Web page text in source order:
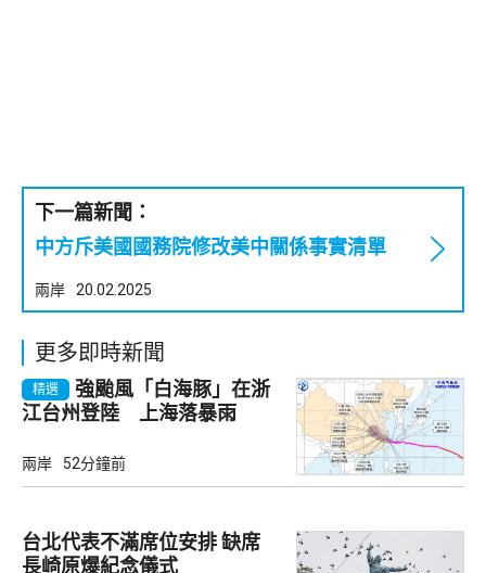
下一篇新聞：
中方斥美國國務院修改美中關係事實清單
兩岸 20.02.2025
更多即時新聞
精選
強颱風「白海豚」在浙
江台州登陸 上海落暴雨
兩岸 52分鐘前
台北代表不滿席位安排 缺席
長崎原爆紀念儀式